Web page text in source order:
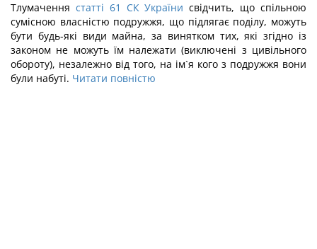
Тлумачення статті 61 СК України свідчить, що спільною
сумісною власністю подружжя, що підлягає поділу, можуть
бути будь-які види майна, за винятком тих, які згідно із
законом не можуть їм належати (виключені з цивільного
обороту), незалежно від того, на ім`я кого з подружжя вони
були набуті. Читати повністю